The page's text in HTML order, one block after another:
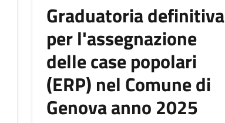
Graduatoria definitiva
per l'assegnazione
delle case popolari
(ERP) nel Comune di
Genova anno 2025